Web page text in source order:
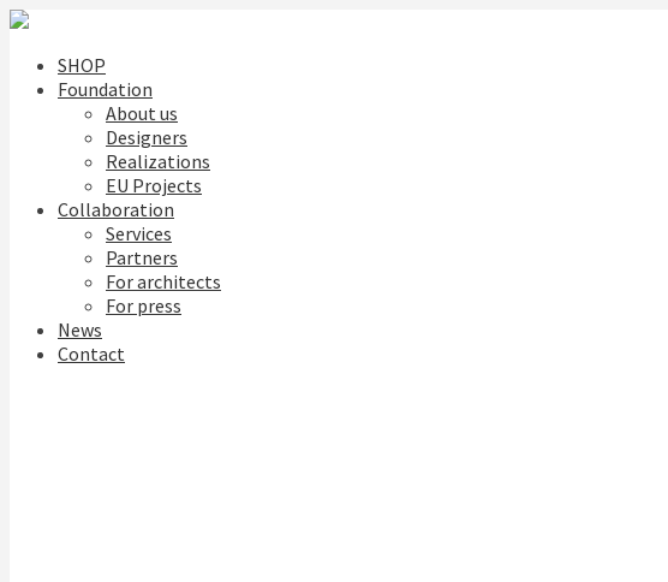
SHOP
Foundation
About us
Designers
Realizations
EU Projects
Collaboration
Services
Partners
For architects
For press
News
Contact